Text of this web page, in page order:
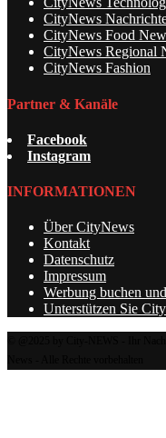
CityNews
CityNews Food
CityNews Regional
CityNews Fashion
Partner & Kanäle
Facebook
Instagram
INFORMATIONEN
Über CityNews
Kontakt
Datenschutz
Impressum
Werbung buchen
Unterstützen Sie